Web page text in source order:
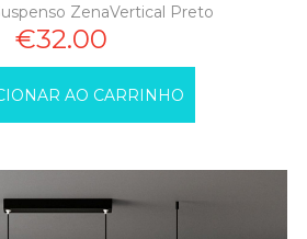
ZenaVertical Preto
€32.00
AO CARRINHO